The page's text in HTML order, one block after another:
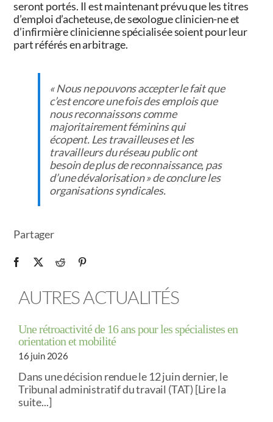
seront portés. Il est maintenant prévu que les titres
d’emploi d’acheteuse, de sexologue clinicien-ne et
d’infirmière clinicienne spécialisée soient pour leur
part référés en arbitrage.
« Nous ne pouvons accepter le fait que
c’est encore une fois des emplois que
nous reconnaissons comme
majoritairement féminins qui
écopent. Les travailleuses et les
travailleurs du réseau public ont
besoin de plus de reconnaissance, pas
d’une dévalorisation » de conclure les
organisations syndicales.
Partager
AUTRES ACTUALITÉS
Une rétroactivité de 16 ans pour les spécialistes en
orientation et mobilité
16 juin 2026
Dans une décision rendue le 12 juin dernier, le
Tribunal administratif du travail (TAT) [Lire la
suite...]